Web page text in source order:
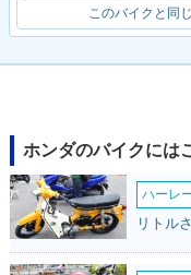
このバイクと同
ホンダのバイクには
ハーレ
リトル